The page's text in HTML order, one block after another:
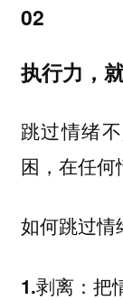
02
执行力，
跳过情绪
困，在任何
如何跳过情
1.剥离：把